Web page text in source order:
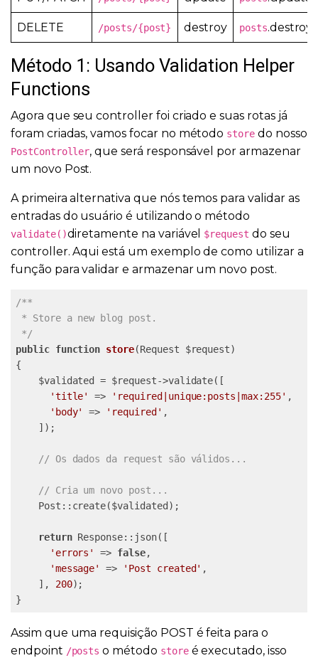
DELETE /posts/{post} destroy posts.destroy
Método 1: Usando Validation Helper
Functions
Agora que seu controller foi criado e suas rotas já
foram criadas, vamos focar no método store do nosso
PostController, que será responsável por armazenar
um novo Post.
A primeira alternativa que nós temos para validar as
entradas do usuário é utilizando o método
validate()diretamente na variável $request do seu
controller. Aqui está um exemplo de como utilizar a
função para validar e armazenar um novo post.
/**
* Store a new blog post.
*/
public function store(Request $request)
{
    $validated = $request->validate([
'title'
=> 'required|unique:posts|max:255' ,
'body'
=> 'required' ,
    ]);
// Os dados da request são válidos...
// Cria um novo post...
    Post::create($validated);
return Response::json([
'errors'
=> false,
'message'
=> 'Post created' ,
    ],
200);
}
Assim que uma requisição POST é feita para o
endpoint /posts o método storeé executado, isso